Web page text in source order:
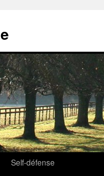
Self-défense